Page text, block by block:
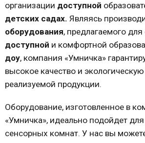
организации доступной
детских садах. Являясь
оборудования, предлагаемого
доступной и комфортной
доу, компания «Умничка»
высокое качество и
реализуемой продукции.
Оборудование, изготовленное в
«Умничка», идеально подойдет
сенсорных комнат. У нас вы